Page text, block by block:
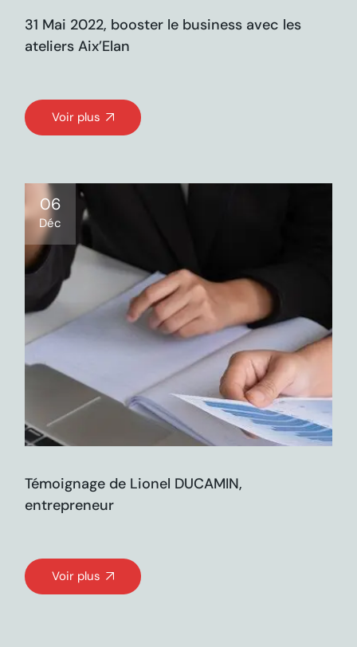
31 Mai 2022, booster le business avec les
ateliers Aix’Elan
Voir plus
06
Déc
Témoignage de Lionel DUCAMIN,
entrepreneur
Voir plus